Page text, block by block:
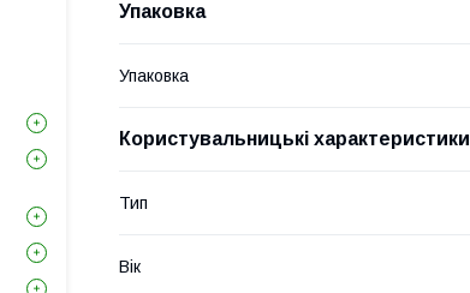
Упаковка
Упаковка
Користувальницькі характеристики
Тип
Вік